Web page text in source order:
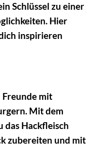
Schlüssel zu einer
Hier
inspirieren
Freunde mit
Mit dem
das Hackfleisch
zubereiten und mit